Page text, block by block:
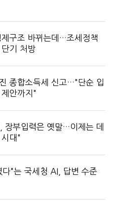
구조 바뀌는데…조세정책
기 처방
종합소득세 신고…"단순 입
안까지"
장부입력은 옛말…이제는 데
대"
다"는 국세청 AI, 답변 수준